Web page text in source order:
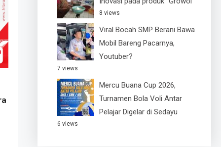
8 views
Viral Bocah SMP Berani Bawa
Mobil Bareng Pacarnya,
Youtuber?
7 views
Mercu Buana Cup 2026,
Turnamen Bola Voli Antar
Pelajar Digelar di Sedayu
6 views